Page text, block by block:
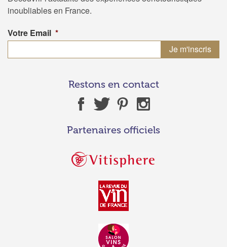
inoubliables en France.
Votre Email *
Restons en contact
Partenaires officiels